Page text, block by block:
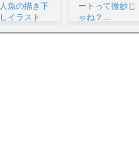
ートって微妙じ
ゃね？...
ぎる